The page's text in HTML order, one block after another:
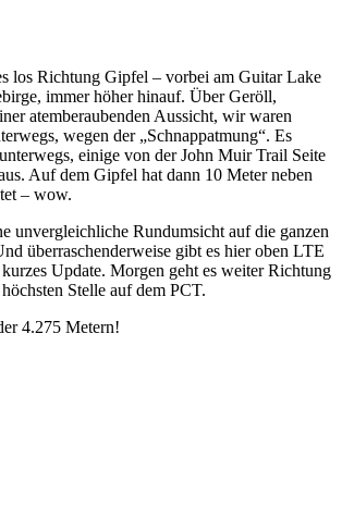
los Richtung Gipfel – vorbei am Guitar Lake
immer höher hinauf. Über Geröll,
atemberaubenden Aussicht, wir waren
wegen der „Schnappatmung“. Es
einige von der John Muir Trail Seite
Auf dem Gipfel hat dann 10 Meter neben
– wow.
unvergleichliche Rundumsicht auf die ganzen
überraschenderweise gibt es hier oben LTE
Update. Morgen geht es weiter Richtung
Stelle auf dem PCT.
4.275 Metern!